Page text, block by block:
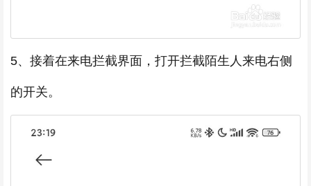
5、接着在来电拦截界面，打开拦截陌生人来电右侧
的开关。